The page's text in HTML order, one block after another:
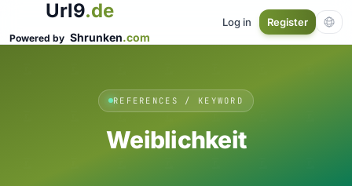
Url9.de
Powered by Shrunken.com
Log in Register
REFERENCES / KEYWORD
Weiblichkeit